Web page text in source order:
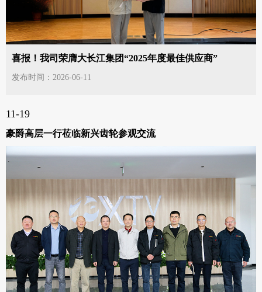
喜报！我司荣膺大长江集团“2025年度最佳供应商”
发布时间：2026-06-11
11-19
豪爵高层一行莅临新兴齿轮参观交流